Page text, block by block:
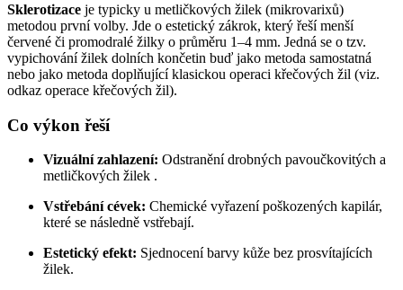
Sklerotizace je typicky u metličkových žilek (mikrovarixů)
metodou první volby. Jde o estetický zákrok, který řeší menší
červené či promodralé žilky o průměru 1–4 mm. Jedná se o tzv.
vypichování žilek dolních končetin buď jako metoda samostatná
nebo jako metoda doplňující klasickou operaci křečových žil (viz.
odkaz operace křečových žil).
Co výkon řeší
Vizuální zahlazení: Odstranění drobných pavoučkovitých a
metličkových žilek .
Vstřebání cévek: Chemické vyřazení poškozených kapilár,
které se následně vstřebají.
Estetický efekt: Sjednocení barvy kůže bez prosvítajících
žilek.